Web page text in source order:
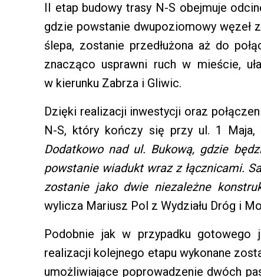
II etap budowy trasy N-S obejmuje
gdzie powstanie dwupoziomowy węzeł
ślepa, zostanie przedłużona aż do
znacząco usprawni ruch w mieście,
w kierunku Zabrza i Gliwic.
Dzięki realizacji inwestycji oraz
N-S, który kończy się przy ul. 1
Dodatkowo nad ul. Bukową, gdzie
powstanie wiadukt wraz z łącznicami.
zostanie jako dwie niezależne
wylicza Mariusz Pol z Wydziału Dróg i
Podobnie jak w przypadku
realizacji kolejnego etapu wykonane
umożliwiające poprowadzenie dwóch